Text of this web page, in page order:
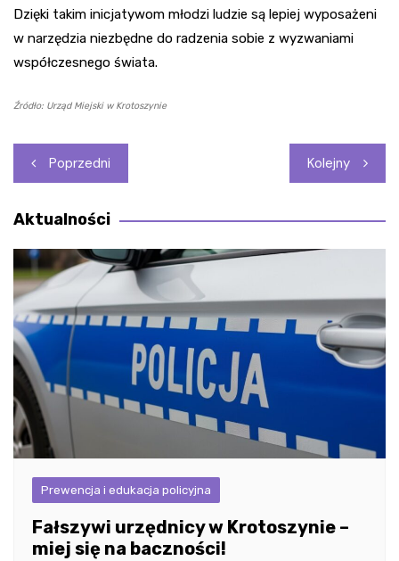
Dzięki takim inicjatywom młodzi ludzie są lepiej wyposażeni
w narzędzia niezbędne do radzenia sobie z wyzwaniami
współczesnego świata.
Źródło: Urząd Miejski w Krotoszynie
Nawigacja
wpisu
Poprzedni Kolejny
Aktualności
Prewencja i edukacja policyjna
Fałszywi urzędnicy w Krotoszynie –
miej się na baczności!